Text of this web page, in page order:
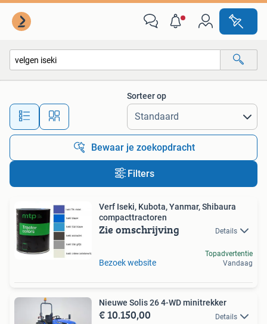
Alle afstanden…
Sorteer op
Bewaar je zoekopdracht
Filters
Verf Iseki, Kubota, Yanmar, Shibaura
compacttractoren
Zie omschrijving Details
Bezoek website
Topadvertentie
Vandaag
Nieuwe Solis 26 4-WD minitrekker
€ 10.150,00 Details